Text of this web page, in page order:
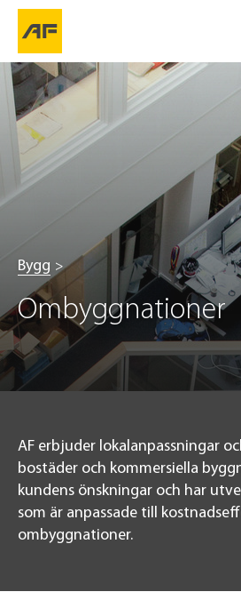
Bygg
Ombyggnationer
AF erbjuder lokalanpassningar
bostäder och kommersiella
kundens önskningar och har
som är anpassade till
ombyggnationer.